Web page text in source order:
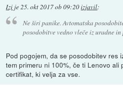
Izi je25. okt 2017 ob 09:20izjavil:
Ne širi panike. Avtomatska
posodobitve vedno vleče iz uradne
Pod pogojem, da se posodobitev res
tem primeru ni 100%, če ti Lenovo ali
certifikat, ki velja za vse.